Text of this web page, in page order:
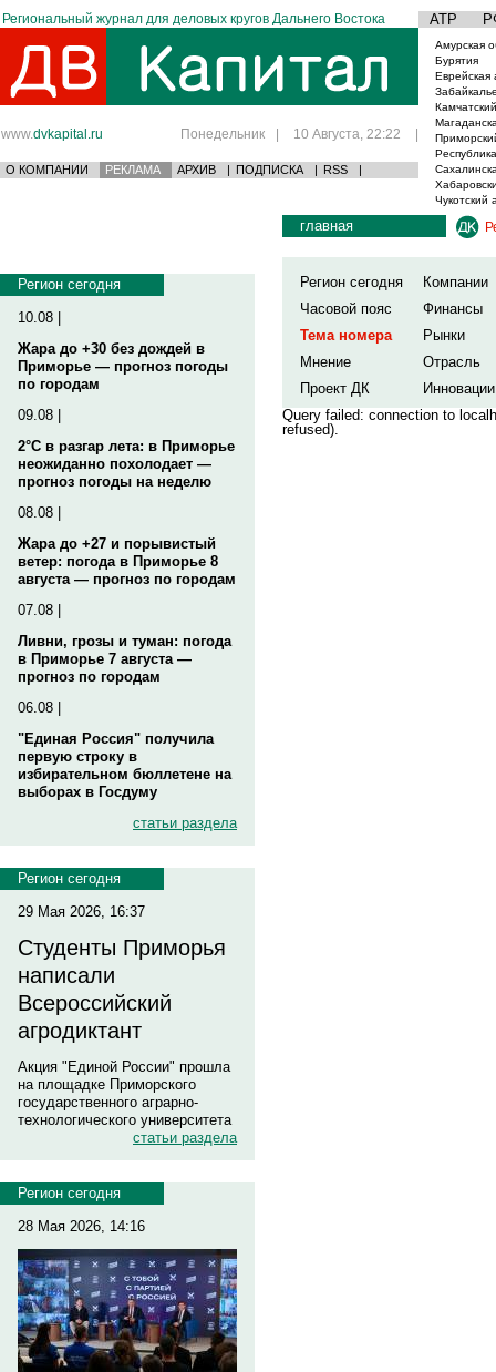
Региональный журнал для деловых кругов Дальнего Востока АТР
www.dvkapital.ru Понедельник | 10 Августа, 22:22 |
О КОМПАНИИ РЕКЛАМА АРХИВ | ПОДПИСКА | RSS |
Амурская
Бурятия
Еврейская
Чукотский
Регион сегодня
10.08 |
Жара до +30 без дождей в
Приморье — прогноз погоды
по городам
09.08 |
2°C в разгар лета: в Приморье
неожиданно похолодает —
прогноз погоды на неделю
08.08 |
Жара до +27 и порывистый
ветер: погода в Приморье 8
августа — прогноз по городам
07.08 |
Ливни, грозы и туман: погода
в Приморье 7 августа —
прогноз по городам
06.08 |
"Единая Россия" получила
первую строку в
избирательном бюллетене на
выборах в Госдуму
статьи раздела
Регион сегодня
29 Мая 2026, 16:37
Студенты Приморья
написали
Всероссийский
агродиктант
Акция "Единой России" прошла
на площадке Приморского
государственного аграрно-
технологического университета
статьи раздела
Регион сегодня
28 Мая 2026, 14:16
главная
Регион сегодня
Компании
Часовой пояс
Финансы
Тема номера
Рынки
Мнение
Отрасль
Проект ДК
Инновации
Query failed: connection to
refused).